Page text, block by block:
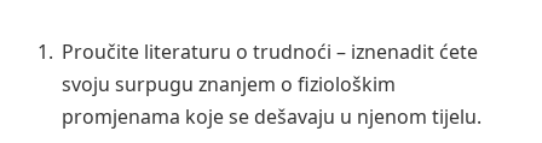
Proučite literaturu o trudnoći – iznenadit ćete
svoju surpugu znanjem o fiziološkim
promjenama koje se dešavaju u njenom tijelu.